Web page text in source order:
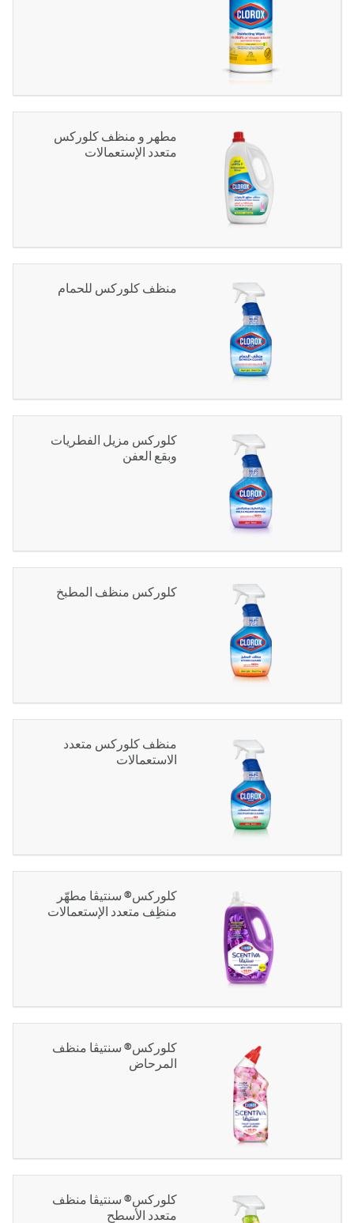
مطهر و منظف كلوركس
متعدد الإستعمالات
منظف كلوركس للحمام
كلوركس مزيل الفطريات
وبقع العفن
كلوركس منظف المطبخ
منظف كلوركس متعدد
الاستعمالات
كلوركس® سنتيڤا مطهّر
منظِف متعدد الإستعمالات
كلوركس® سنتيڤا منظف
المرحاض
كلوركس® سنتيڨا منظف
متعدد الأسطح